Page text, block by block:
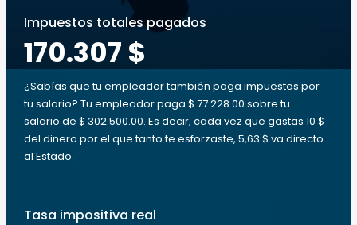
Impuestos totales pagados
170.307 $
¿Sabías que tu empleador también paga impuestos por
tu salario? Tu empleador paga $ 77.228.00 sobre tu
salario de $ 302.500.00. Es decir, cada vez que gastas 10 $
del dinero por el que tanto te esforzaste, 5,63 $ va directo
al Estado.
Tasa impositiva real